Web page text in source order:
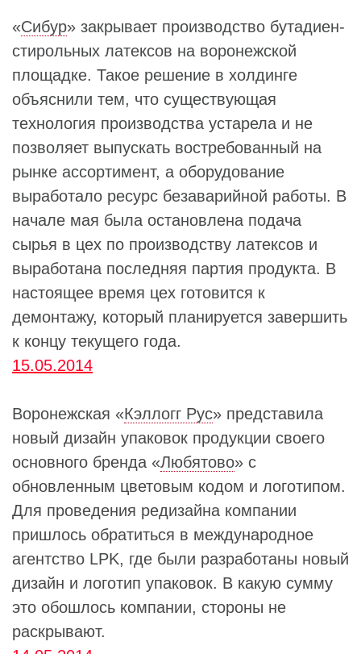
«Сибур» закрывает производство бутадиен-
стирольных латексов на воронежской
площадке. Такое решение в холдинге
объяснили тем, что существующая
технология производства устарела и не
позволяет выпускать востребованный на
рынке ассортимент, а оборудование
выработало ресурс безаварийной работы. В
начале мая была остановлена подача
сырья в цех по производству латексов и
выработана последняя партия продукта. В
настоящее время цех готовится к
демонтажу, который планируется завершить
к концу текущего года.
15.05.2014
Воронежская «Кэллогг Рус» представила
новый дизайн упаковок продукции своего
основного бренда «Любятово» с
обновленным цветовым кодом и логотипом.
Для проведения редизайна компании
пришлось обратиться в международное
агентство LPK, где были разработаны новый
дизайн и логотип упаковок. В какую сумму
это обошлось компании, стороны не
раскрывают.